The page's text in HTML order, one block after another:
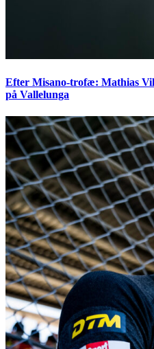
Efter Misano-trofæ: Mathias
på Vallelunga